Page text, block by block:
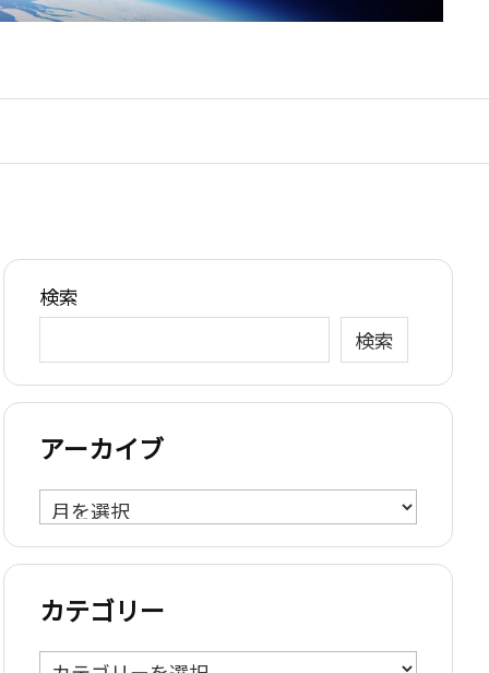
検索
検索
アーカイブ
ア
ー
カ
ブ
カテゴリー
カ